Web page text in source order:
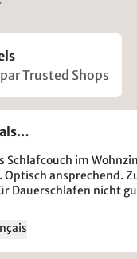
Trusted Shops
Optisch ansprechend.
Dauerschlafen nicht
Kopfteil recht hart sind.
sehr gut.
hervorragend,